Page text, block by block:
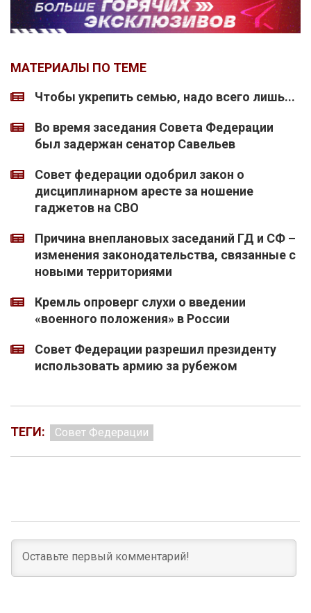
МАТЕРИАЛЫ ПО ТЕМЕ
Чтобы укрепить семью, надо всего лишь...
Во время заседания Совета Федерации
был задержан сенатор Савельев
Совет федерации одобрил закон о
дисциплинарном аресте за ношение
гаджетов на СВО
Причина внеплановых заседаний ГД и СФ –
изменения законодательства, связанные с
новыми территориями
Кремль опроверг слухи о введении
«военного положения» в России
Совет Федерации разрешил президенту
использовать армию за рубежом
ТЕГИ: Совет Федерации